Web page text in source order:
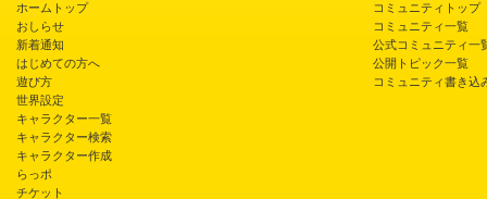
ホームトップ
おしらせ
新着通知
はじめての方へ
遊び方
世界設定
キャラクター一覧
キャラクター検索
キャラクター作成
らっポ
チケット
コミュニティトップ
コミュニティ一覧
公式コミュニティ一
公開トピック一覧
コミュニティ書き込